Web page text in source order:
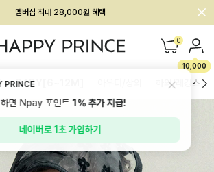
회원전용 아울렛, 가입하면 ~60% 할인!
멤버십 최대 28,000원 혜택 0
10,000
BABY[6~12M] 하의/레깅스
PRINCE
하면 Npay 포인트1%추가 지급!
네이버로 1초 가입하기